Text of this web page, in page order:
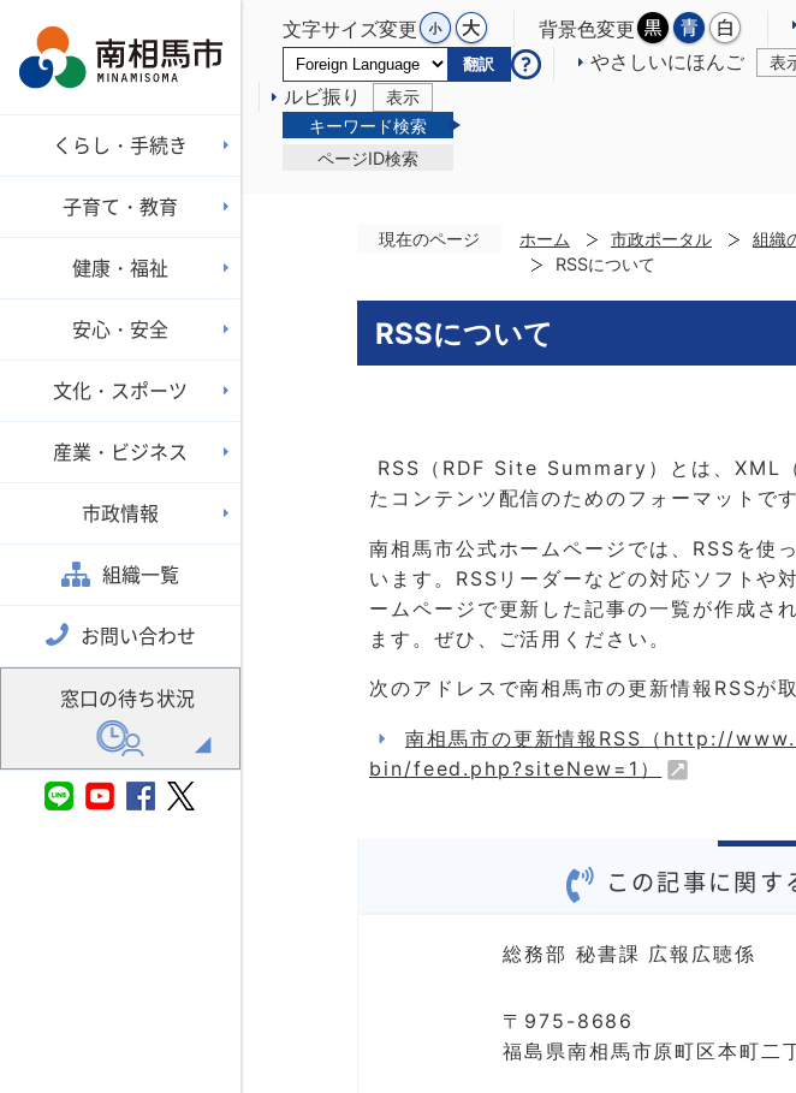
文字サイズ変更 背景色変更
翻訳 やさしいにほんご 表
ルビ振り
表示
キーワード検索
ページID検索
くらし・手続き
子育て・教育
健康・福祉
安心・安全
文化・スポーツ
産業・ビジネス
市政情報
組織一覧
お問い合わせ
窓口の待ち状況
現在のページ ホーム 市政ポータル 組織
RSSについて
RSSについて
RSS（RDF Site Summary）とは、XML
たコンテンツ配信のためのフォーマットです
南相馬市公式ホームページでは、RSSを使
います。RSSリーダーなどの対応ソフトや
ームページで更新した記事の一覧が作成さ
ます。ぜひ、ご活用ください。
次のアドレスで南相馬市の更新情報RSSが
南相馬市の更新情報RSS（http://
bin/feed.php?siteNew=1）
この記事に関す
総務部 秘書課 広報広聴係
〒975-8686
福島県南相馬市原町区本町二